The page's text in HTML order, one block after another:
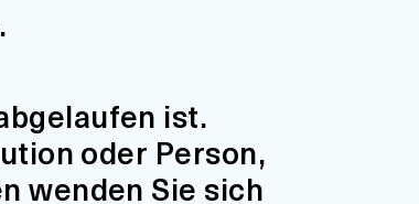
ist.
oder Person,
wenden Sie sich